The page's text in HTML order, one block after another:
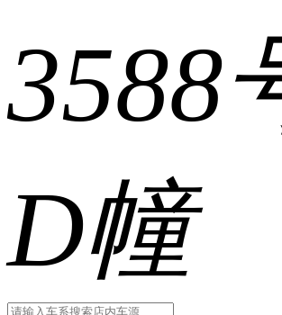
3588
D幢